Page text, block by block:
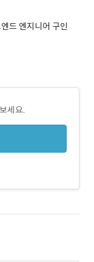
드 엔지니어 구인
세요.